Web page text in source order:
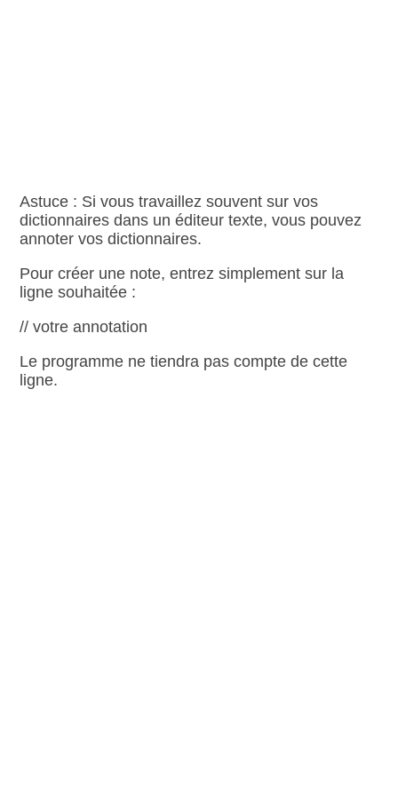
Astuce : Si vous travaillez souvent sur vos
dictionnaires dans un éditeur texte, vous pouvez
annoter vos dictionnaires.
Pour créer une note, entrez simplement sur la
ligne souhaitée :
// votre annotation
Le programme ne tiendra pas compte de cette
ligne.